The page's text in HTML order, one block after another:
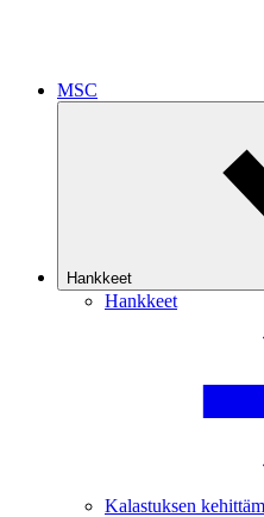
MSC
Hankkeet
Hankkeet
Kalastuksen